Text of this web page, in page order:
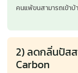
คนแพ้ขนสามารถเข้าบ้
2) ลดกลิ่นปัส
Carbon